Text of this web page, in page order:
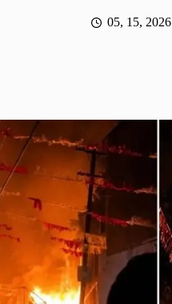
05, 15, 2026